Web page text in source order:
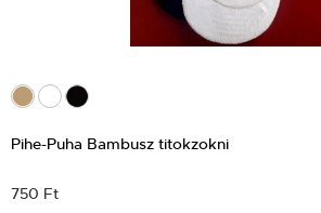
Pihe-Puha Bambusz titokzokni
750 Ft